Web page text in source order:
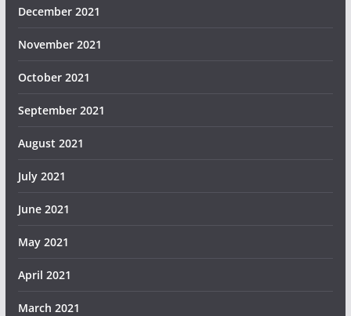
December 2021
November 2021
October 2021
September 2021
August 2021
July 2021
June 2021
May 2021
April 2021
March 2021